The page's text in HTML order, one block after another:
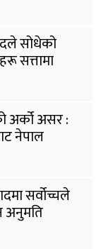
सोधेको
सत्तामा
अर्को असर :
नेपाल
सर्वोच्चले
अनुमति